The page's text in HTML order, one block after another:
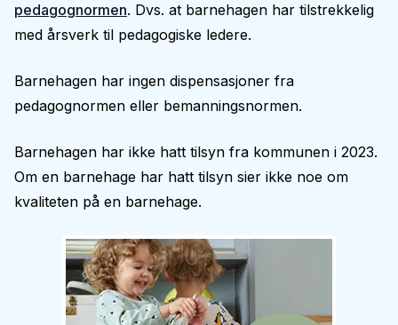
pedagognormen. Dvs. at barnehagen har tilstrekkelig
med årsverk til pedagogiske ledere.
Barnehagen har ingen dispensasjoner fra
pedagognormen eller bemanningsnormen.
Barnehagen har ikke hatt tilsyn fra kommunen i 2023.
Om en barnehage har hatt tilsyn sier ikke noe om
kvaliteten på en barnehage.